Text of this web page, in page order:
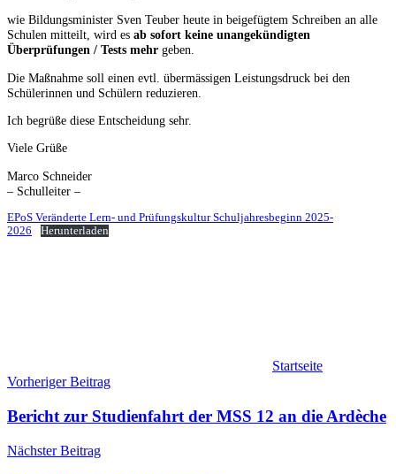
wie Bildungsminister Sven Teuber heute in beigefügtem Schreiben an alle
Schulen mitteilt, wird es ab sofort keine unangekündigten
Überprüfungen / Tests mehr geben.
Die Maßnahme soll einen evtl. übermässigen Leistungsdruck bei den
Schülerinnen und Schülern reduzieren.
Ich begrüße diese Entscheidung sehr.
Viele Grüße
Marco Schneider
– Schulleiter –
EPoS Veränderte Lern- und Prüfungskultur Schuljahresbeginn 2025-
2026
Herunterladen
Startseite
Beitragsnavigation
Vorheriger Beitrag
Bericht zur Studienfahrt der MSS 12 an die Ardèche
Nächster Beitrag